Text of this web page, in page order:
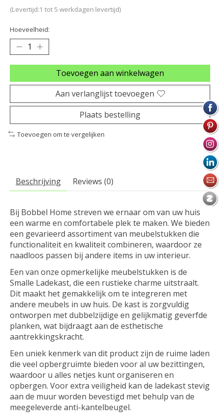
(Levertijd:1 tot 5 werkdagen levertijd)
Hoeveelheid:
Toevoegen aan winkelwagen
Aan verlanglijst toevoegen
Plaats bestelling
Toevoegen om te vergelijken
Beschrijving Reviews (0)
Bij Bobbel Home streven we ernaar om van uw huis
een warme en comfortabele plek te maken. We bieden
een gevarieerd assortiment van meubelstukken die
functionaliteit en kwaliteit combineren, waardoor ze
naadloos passen bij andere items in uw interieur.
Een van onze opmerkelijke meubelstukken is de
Smalle Ladekast, die een rustieke charme uitstraalt.
Dit maakt het gemakkelijk om te integreren met
andere meubels in uw huis. De kast is zorgvuldig
ontworpen met dubbelzijdige en gelijkmatig geverfde
planken, wat bijdraagt aan de esthetische
aantrekkingskracht.
Een uniek kenmerk van dit product zijn de ruime laden
die veel opbergruimte bieden voor al uw bezittingen,
waardoor u alles netjes kunt organiseren en
opbergen. Voor extra veiligheid kan de ladekast stevig
aan de muur worden bevestigd met behulp van de
meegeleverde anti-kantelbeugel.